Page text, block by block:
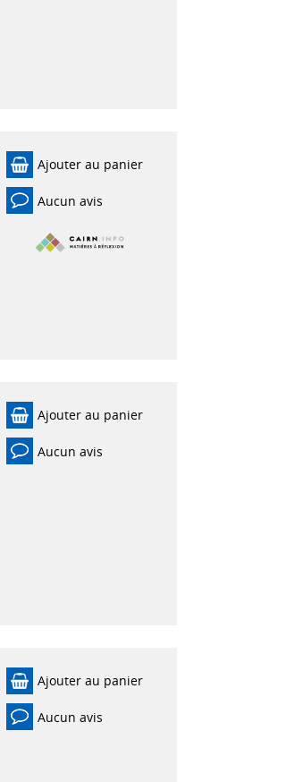
Ajouter au panier
Aucun avis
Ajouter au panier
Aucun avis
Ajouter au panier
Aucun avis